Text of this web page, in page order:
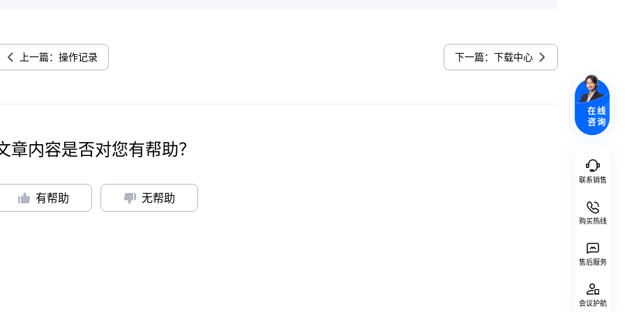
在线
咨询
联系销售
购买热线
售后服务
会议护航
上一篇：操作记录 下一篇：下载中心
章内容是否对您有帮助？
有帮助 无帮助